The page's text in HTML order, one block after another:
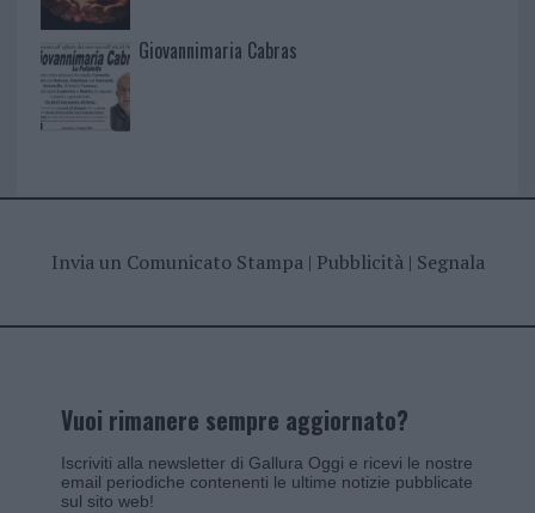
Giovannimaria Cabras
Invia un Comunicato Stampa| Pubblicità| Segnala
Vuoi rimanere sempre aggiornato?
Iscriviti alla newsletter di Gallura Oggi e ricevi le nostre
email periodiche contenenti le ultime notizie pubblicate
sul sito web!